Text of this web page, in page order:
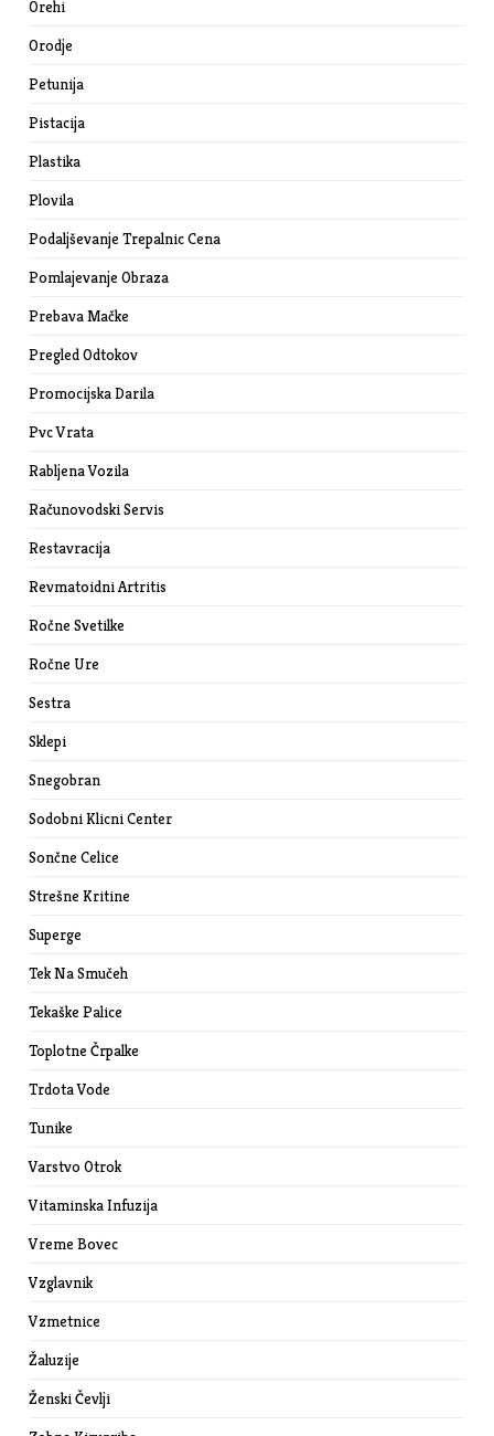
Orehi
Orodje
Petunija
Pistacija
Plastika
Plovila
Podaljševanje Trepalnic Cena
Pomlajevanje Obraza
Prebava Mačke
Pregled Odtokov
Promocijska Darila
Pvc Vrata
Rabljena Vozila
Računovodski Servis
Restavracija
Revmatoidni Artritis
Ročne Svetilke
Ročne Ure
Sestra
Sklepi
Snegobran
Sodobni Klicni Center
Sončne Celice
Strešne Kritine
Superge
Tek Na Smučeh
Tekaške Palice
Toplotne Črpalke
Trdota Vode
Tunike
Varstvo Otrok
Vitaminska Infuzija
Vreme Bovec
Vzglavnik
Vzmetnice
Žaluzije
Ženski Čevlji